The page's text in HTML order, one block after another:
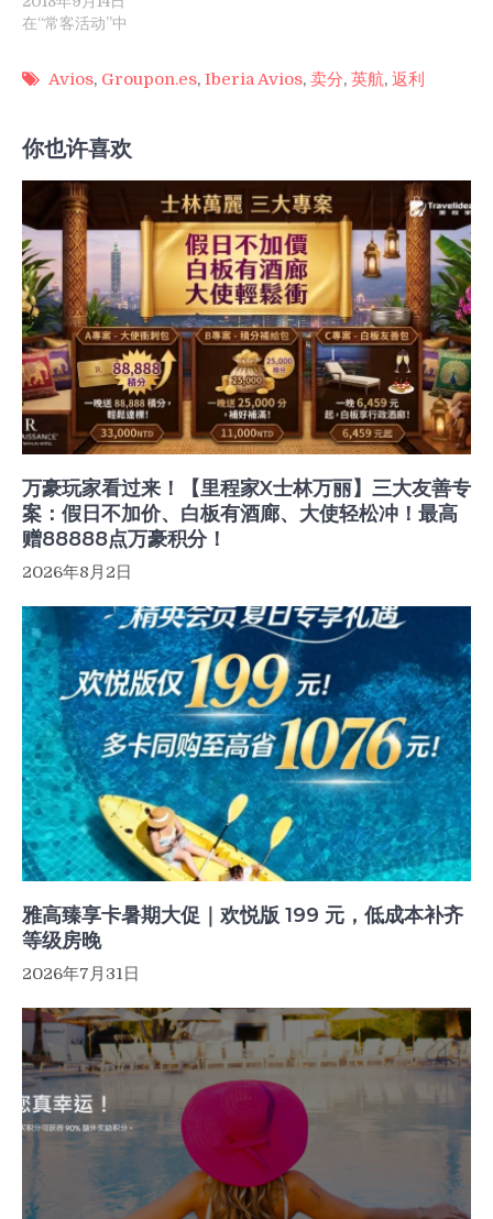
在“常客活动”中
Avios, Groupon.es, Iberia Avios, 卖分, 英航, 返利
你也许喜欢
万豪玩家看过来！【里程家X士林万丽】三大友善专
案：假日不加价、白板有酒廊、大使轻松冲！最高
赠88888点万豪积分！
2026年8月2日
雅高臻享卡暑期大促｜欢悦版 199 元，低成本补齐
等级房晚
2026年7月31日